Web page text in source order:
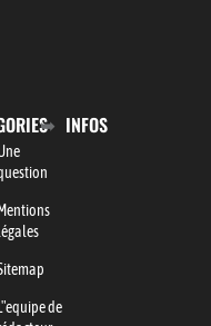
INFOS
Mentions
légales
L"equipe de